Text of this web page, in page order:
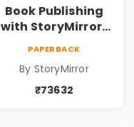
Book Publishing
with StoryMirror |
PAPERBACK
By StoryMirror
₹73632